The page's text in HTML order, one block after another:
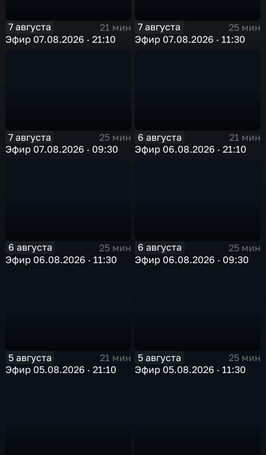
7 августа
21 мин
Эфир 07.08.2026 · 21:10
7 августа
25 мин
Эфир 07.08.2026 · 11:30
7 августа
25 мин
Эфир 07.08.2026 · 09:30
6 августа
21 мин
Эфир 06.08.2026 · 21:10
6 августа
25 мин
Эфир 06.08.2026 · 11:30
6 августа
25 мин
Эфир 06.08.2026 · 09:30
5 августа
21 мин
Эфир 05.08.2026 · 21:10
5 августа
25 мин
Эфир 05.08.2026 · 11:30